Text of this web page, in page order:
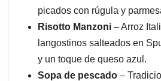
picados con rúgula y
Risotto Manzoni – Arroz
langostinos salteados en
y un toque de queso azul.
Sopa de pescado –